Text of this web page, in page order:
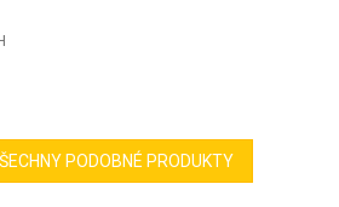
PODOBNÉ PRODUKTY